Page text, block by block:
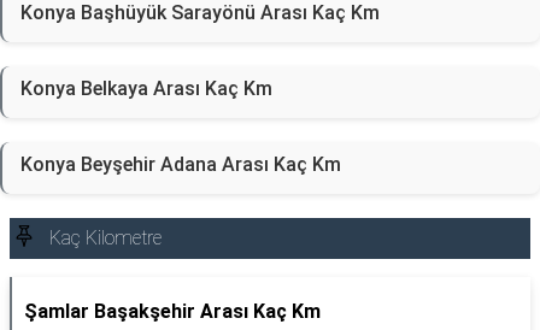
Konya Başhüyük Sarayönü Arası Kaç Km
Konya Belkaya Arası Kaç Km
Konya Beyşehir Adana Arası Kaç Km
Kaç Kilometre
Şamlar Başakşehir Arası Kaç Km